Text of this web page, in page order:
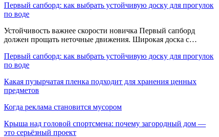
Первый сапборд: как выбрать устойчивую доску для прогулок
по воде
Устойчивость важнее скорости новичка Первый сапборд
должен прощать неточные движения. Широкая доска с…
Первый сапборд: как выбрать устойчивую доску для прогулок
по воде
Какая пузырчатая пленка подходит для хранения ценных
предметов
Когда реклама становится мусором
Крыша над головой спортсмена: почему загородный дом —
это серьёзный проект